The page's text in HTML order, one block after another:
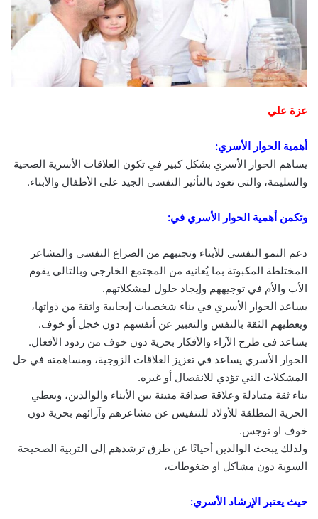
عزة علي
أهمية الحوار الأسري:
يساهم الحوار الأسري بشكل كبير في تكون العلاقات الأسرية الصحية
والسليمة، والتي تعود بالتأثير النفسي الجيد على الأطفال والأبناء.
وتكمن أهمية الحوار الأسري في:
دعم النمو النفسي للأبناء وتجنبهم من الصراع النفسي والمشاعر
المختلطة المكبوتة بما يُعانيه من المجتمع الخارجي وبالتالي يقوم
الأب والأم في توجيههم وإيجاد حلول لمشكلاتهم.
يساعد الحوار الأسري في بناء شخصيات إيجابية واثقة من ذواتها،
ويعطيهم الثقة بالنفس والتعبير عن أنفسهم دون خجل أو خوف.
يساعد في طرح الآراء والأفكار بحرية دون خوف من ردود الأفعال.
الحوار الأسري يساعد في تعزيز العلاقات الزوجية، ومساهمته في حل
المشكلات التي تؤدي للانفصال أو غيره.
بناء ثقة متبادلة وعلاقة صداقة متينة بين الأبناء والوالدين، ويعطي
الحرية المطلقة للأولاد للتنفيس عن مشاعرهم وآرائهم بحرية دون
خوف او توجس.
ولذلك يبحث الوالدين أحيانًا عن طرق ترشدهم إلى التربية الصحيحة
السوية دون مشاكل او ضغوطات،
حيث يعتبر الإرشاد الأسري: